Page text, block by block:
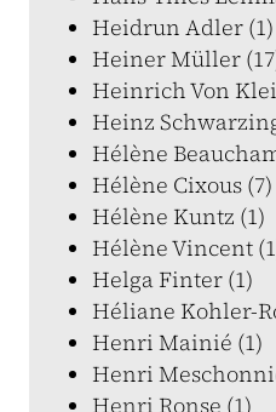
Heidrun Adler (1)
Heiner Müller
Heinrich Von
Heinz
Hélène
Hélène Cixous (7)
Hélène Kuntz (1)
Hélène Vincent
Helga Finter (1)
Héliane Kohler-
Henri Mainié (1)
Henri
Henri Ronse (1)